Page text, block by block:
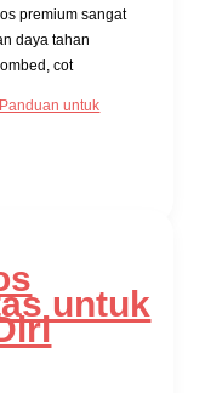
premium sangat
daya tahan
cot
untuk
untuk